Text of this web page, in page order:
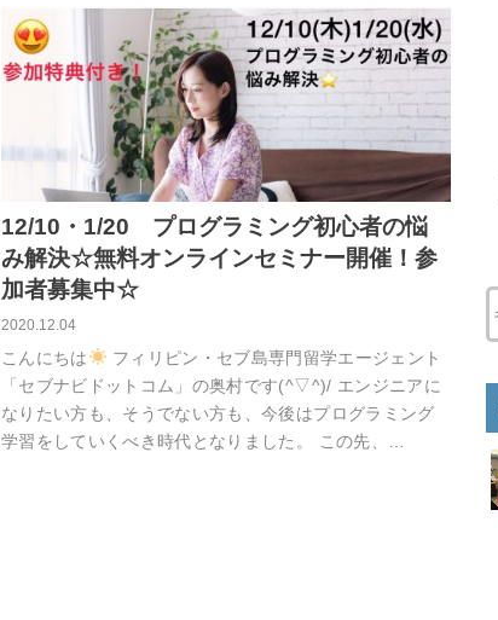
12/10・1/20 プログラミング初心者の悩
み解決☆無料オンラインセミナー開催！参
加者募集中☆
2020.12.04
こんにちは
フィリピン・セブ島専門留学エージェント
「セブナビドットコム」の奥村です(^▽^)/ エンジニアに
なりたい方も、そうでない方も、今後はプログラミング
学習をしていくべき時代となりました。 この先、…